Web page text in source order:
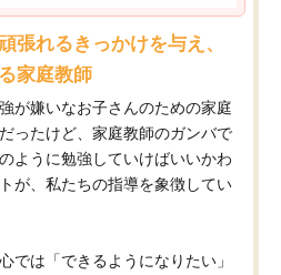
張れるきっかけを与え、
家庭教師
が嫌いなお子さんのための家庭
ったけど、家庭教師のガンバで
ように勉強していけばいいかわ
が、私たちの指導を象徴してい
では「できるようになりたい」